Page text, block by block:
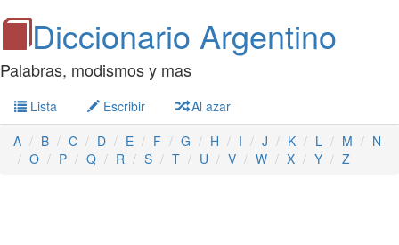
Diccionario Argentino
Palabras, modismos y mas
Lista Escribir
Al azar
A
B C D E F G H I J K L M
N
O
P Q R S T U V W X Y Z